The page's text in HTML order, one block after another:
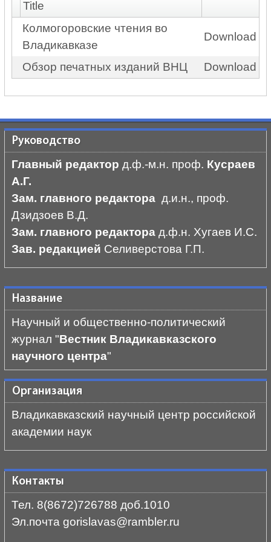
Title
Колмогоровские чтения во
Владикавказе
Download
Обзор печатных изданий ВНЦ Download
Руководство
Главный редактор д.ф.-м.н. проф. Кусраев
А.Г.
Зам. главного редактора д.и.н., проф.
Дзидзоев В.Д.
Зам. главного редакторад.ф.н. Хугаев И.С.
Зав. редакцией Селиверстова Г.П.
Название
Научный и общественно-политический
журнал "Вестник Владикавказского
научного центра"
Организация
Владикавказский научный центр российской
академии наук
Контакты
Тел. 8(8672)726788 доб.1010
Эл.почта gorislavas@rambler.ru